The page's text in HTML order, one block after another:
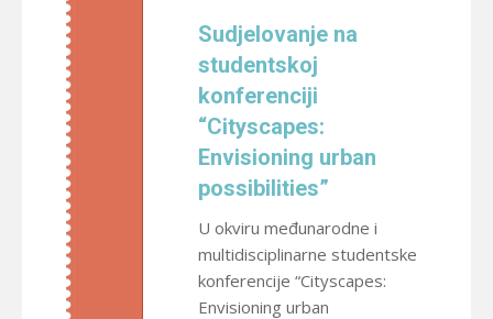
Sudjelovanje na
studentskoj
konferenciji
“Cityscapes:
Envisioning urban
possibilities”
U okviru međunarodne i
multidisciplinarne studentske
konferencije “Cityscapes:
Envisioning urban